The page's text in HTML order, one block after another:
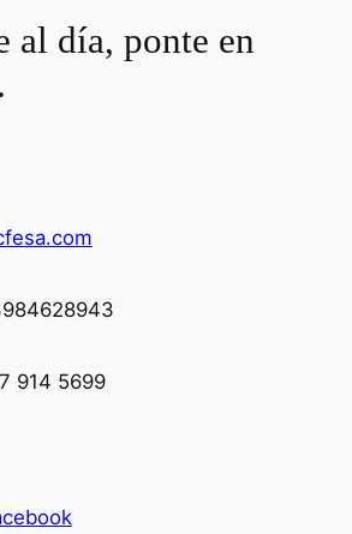
al día, ponte en
914 5699